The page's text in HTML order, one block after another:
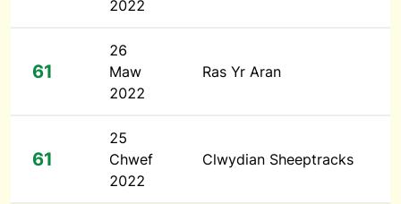
2022
61
26
Maw
2022
Ras Yr Aran
61
25
Chwef
2022
Clwydian Sheeptracks